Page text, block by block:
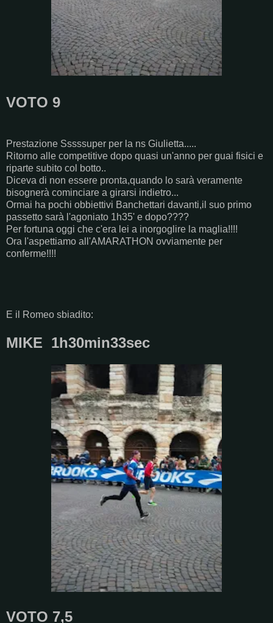
VOTO 9
Prestazione Sssssuper per la ns Giulietta.....
Ritorno alle competitive dopo quasi un'anno per guai fisici e
riparte subito col botto..
Diceva di non essere pronta,quando lo sarà veramente
bisognerà cominciare a girarsi indietro...
Ormai ha pochi obbiettivi Banchettari davanti,il suo primo
passetto sarà l'agoniato 1h35' e dopo????
Per fortuna oggi che c'era lei a inorgoglire la maglia!!!!
Ora l'aspettiamo all'AMARATHON ovviamente per
conferme!!!!
E il Romeo sbiadito:
MIKE 1h30min33sec
VOTO 7,5